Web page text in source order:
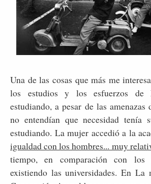
Una de las cosas que más me
los estudios y los esfuerzos de
estudiando, a pesar de las amenazas
no entendían que necesidad tenía
estudiando. La mujer accedió a la
igualdad con los hombres... muy
tiempo, en comparación con los
existiendo las universidades. En La